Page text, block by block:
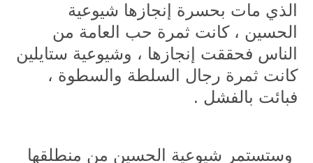
الذي مات بحسرة إنجازها شيوعية
الحسين ، كانت ثمرة حب العامة من
الناس فحققت إنجازها ، وشيوعية ستايلين
كانت ثمرة رجال السلطة والسطوة ،
فبائت بالفشل .
وستستمر شيوعية الحسين من منطلقها